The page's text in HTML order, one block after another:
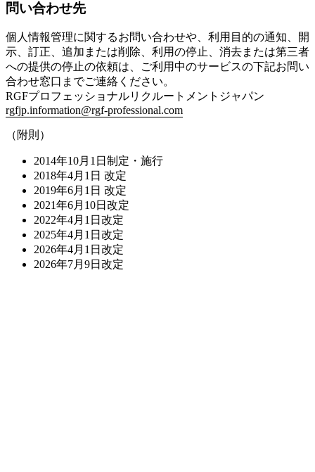
問い合わせ先
個人情報管理に関するお問い合わせや、利用目的の通知、開
示、訂正、追加または削除、利用の停止、消去または第三者
への提供の停止の依頼は、ご利用中のサービスの下記お問い
合わせ窓口までご連絡ください。
RGFプロフェッショナルリクルートメントジャパン
rgfjp.information@rgf-professional.com
（附則）
2014年10月1日制定・施行
2018年4月1日 改定
2019年6月1日 改定
2021年6月10日改定
2022年4月1日改定
2025年4月1日改定
2026年4月1日改定
2026年7月9日改定